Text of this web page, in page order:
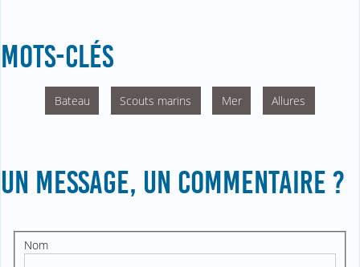
MOTS-CLÉS
Bateau Scouts marins Mer Allures
UN MESSAGE, UN COMMENTAIRE ?
Nom